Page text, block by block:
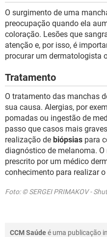
O surgimento de uma
preocupação quando ela
coloração. Lesões que
atenção e, por isso, é
procurar um dermatologista
Tratamento
O tratamento das manchas
sua causa. Alergias, por
pomadas ou ingestão de
passo que casos mais
realização de biópsias para
diagnóstico de melanoma.
prescrito por um médico
conhecimento para realizar
Foto: © SERGEI PRIMAKOV -
CCM Saúdeé uma publicação